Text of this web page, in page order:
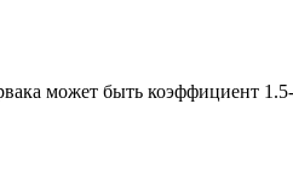
может быть коэффициент